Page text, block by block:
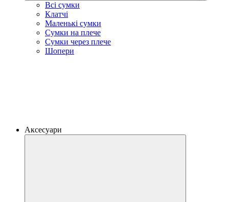
Всі сумки
Клатчі
Маленькі сумки
Сумки на плече
Сумки через плече
Шопери
Аксесуари